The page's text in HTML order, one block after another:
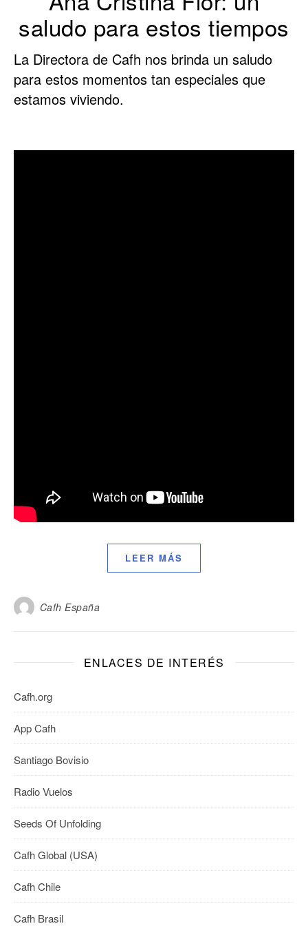
saludo para estos tiempos
La Directora de Cafh nos brinda un saludo
para estos momentos tan especiales que
estamos viviendo.
LEER MÁS
Cafh España
ENLACES DE INTERÉS
Cafh.org
App Cafh
Santiago Bovisio
Radio Vuelos
Seeds Of Unfolding
Cafh Global (USA)
Cafh Chile
Cafh Brasil